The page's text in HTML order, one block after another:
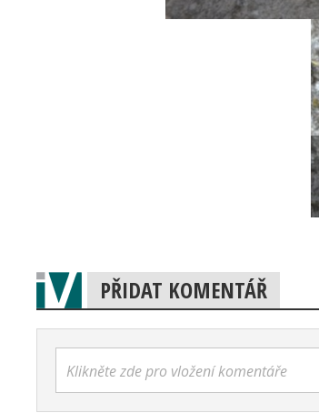
PŘIDAT KOMENTÁŘ
Klikněte zde pro vložení komentáře